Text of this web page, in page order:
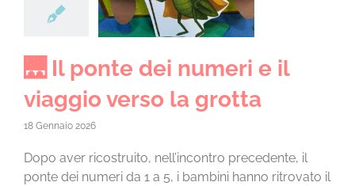
🌉 Il ponte dei numeri e il
viaggio verso la grotta
18 Gennaio 2026
Dopo aver ricostruito, nell’incontro precedente, il
ponte dei numeri da 1 a 5, i bambini hanno ritrovato il